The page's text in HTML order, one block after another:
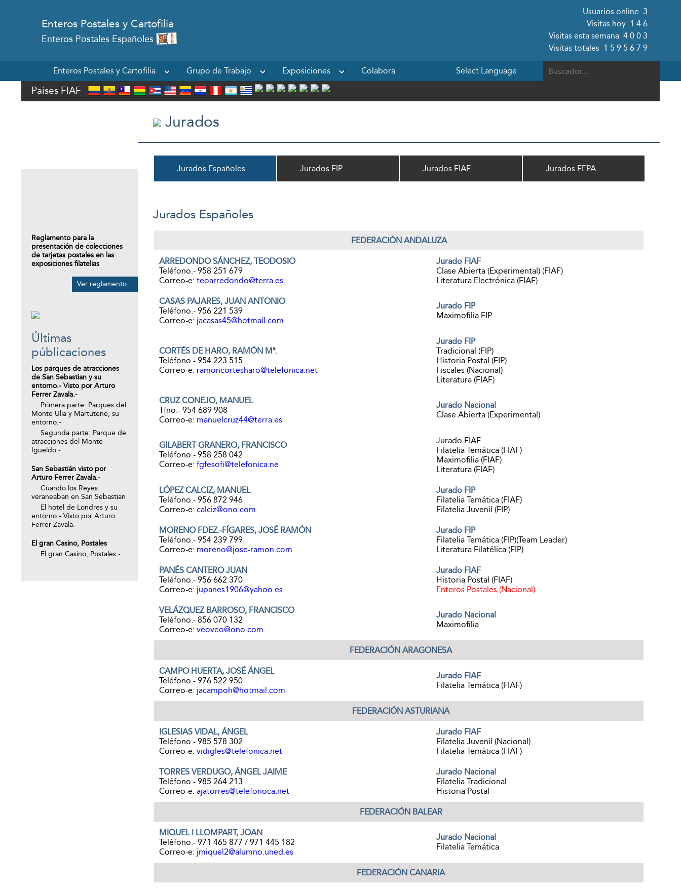
Enteros Postales y Cartofilia
Enteros Postales Españoles
Usuarios online 3
Visitas hoy 146
Visitas esta semana 4003
Visitas totales 1595679
Enteros Postales y Cartofilia Grupo de Trabajo Exposiciones Colabora
Paises FIAF
Reglamento para la
presentación de colecciones
de tarjetas postales en las
exposiciones filatelias
Ver reglamento
Últimas
públicaciones
Los parques de atracciones
de San Sebastian y su
entorno.- Visto por Arturo
Ferrer Zavala.-
Primera parte: Parques del
Monte Ulia y Martutene, su
entorno.-
Segunda parte: Parque de
atracciones del Monte
Igueldo.-
San Sebastián visto por
Arturo Ferrer Zavala.-
Cuando los Reyes
veraneaban en San Sebastian
El hotel de Londres y su
entorno.- Visto por Arturo
Ferrer Zavala.-
El gran Casino, Postales
El gran Casino, Postales.-
Jurados
Jurados Españoles Jurados FIP Jurados FIAF Jurados FEPA
Jurados Españoles
FEDERACIÓN ANDALUZA
ARREDONDO SÁNCHEZ, TEODOSIO
Teléfono.- 958 251 679
Correo-e: teoarredondo@terra.es
Jurado FIAF
Clase Abierta (Experimental) (FIAF)
Literatura Electrónica (FIAF)
CASAS PAJARES, JUAN ANTONIO
Teléfono.- 956 221 539
Correo-e: jacasas45@hotmail.com
Jurado FIP
Maximofilia FIP
CORTÉS DE HARO, RAMÓN Mª.
Teléfono.- 954 223 515
Correo-e: ramoncortesharo@telefonica.net
Jurado FIP
Tradicional (FIP)
Historia Postal (FIP)
Fiscales (Nacional)
Literatura (FIAF)
CRUZ CONEJO, MANUEL
Tfno.- 954 689 908
Correo-e: manuelcruz44@terra.es
Jurado Nacional
Clase Abierta (Experimental)
GILABERT GRANERO, FRANCISCO
Teléfono.- 958 258 042
Correo-e: fgfesofi@telefonica.ne
Jurado FIAF
Filatelia Temática (FIAF)
Maximofilia (FIAF)
Literatura (FIAF)
LÓPEZ CALCIZ, MANUEL
Teléfono.- 956 872 946
Correo-e: calciz@ono.com
Jurado FIP
Filatelia Temática (FIAF)
Filatelia Juvenil (FIP)
MORENO FDEZ.-FÍGARES, JOSÉ RAMÓN
Teléfono.- 954 239 799
Correo-e: moreno@jose-ramon.com
Jurado FIP
Filatelia Temática (FIP)(Team Leader)
Literatura Filatélica (FIP)
PANÉS CANTERO JUAN
Teléfono.- 956 662 370
Correo-e: jupanes1906@yahoo.es
Jurado FIAF
Historia Postal (FIAF)
Enteros Postales (Nacional)
VELÁZQUEZ BARROSO, FRANCISCO
Teléfono.- 856 070 132
Correo-e: veoveo@ono.com
Jurado Nacional
Maximofilia
FEDERACIÓN ARAGONESA
CAMPO HUERTA, JOSÉ ÁNGEL
Teléfono.- 976 522 950
Correo-e: jacampoh@hotmail.com
Jurado FIAF
Filatelia Temática (FIAF)
FEDERACIÓN ASTURIANA
IGLESIAS VIDAL, ÁNGEL
Teléfono.- 985 578 302
Correo-e: vidigles@telefonica.net
Jurado FIAF
Filatelia Juvenil (Nacional)
Filatelia Temática (FIAF)
TORRES VERDUGO, ÁNGEL JAIME
Teléfono.- 985 264 213
Correo-e: ajatorres@telefonoca.net
Jurado Nacional
Filatelia Tradicional
Historia Postal
FEDERACIÓN BALEAR
MIQUEL I LLOMPART, JOAN
Teléfono.- 971 465 877 / 971 445 182
Correo-e: jmiquel2@alumno.uned.es
Jurado Nacional
Filatelia Temática
FEDERACIÓN CANARIA